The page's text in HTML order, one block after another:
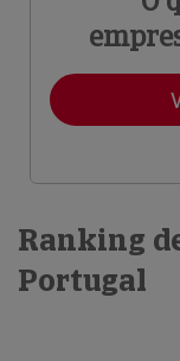
Ranking
Portugal